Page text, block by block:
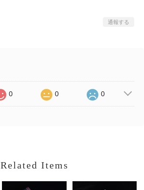
通報する
0 0 0
Related Items